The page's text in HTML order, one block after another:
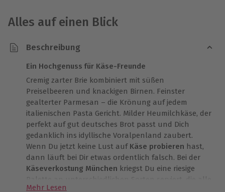
Alles auf einen Blick
Beschreibung
Ein Hochgenuss für Käse-Freunde
Cremig zarter Brie kombiniert mit süßen
Preiselbeeren und knackigen Birnen. Feinster
gealterter Parmesan – die Krönung auf jedem
italienischen Pasta Gericht. Milder Heumilchkäse, der
perfekt auf gut deutsches Brot passt und Dich
gedanklich ins idyllische Voralpenland zaubert.
Wenn Du jetzt keine Lust auf Käse probieren hast,
dann läuft bei Dir etwas ordentlich falsch. Bei der
Käseverkostung München kriegst Du eine riesige
Palette an unterschiedlichen Sorten serviert, die alle
Mehr Lesen